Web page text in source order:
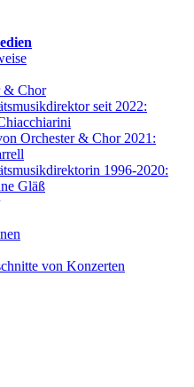
& Chor
seit 2022:
Orchester & Chor 2021:
1996-2020:
Gläß
von Konzerten